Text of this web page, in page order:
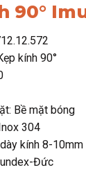
90°
kính 90°
Bề mặt bóng
304
kính 8-10mm
Đức